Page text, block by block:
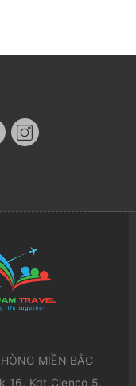
MIỀN BẮC
16, Kdt Cienco 5,